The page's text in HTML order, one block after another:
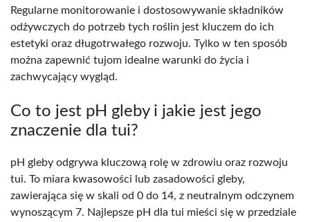
Regularne monitorowanie i dostosowywanie składników
odżywczych do potrzeb tych roślin jest kluczem do ich
estetyki oraz długotrwałego rozwoju. Tylko w ten sposób
można zapewnić tujom idealne warunki do życia i
zachwycający wygląd.
Co to jest pH gleby i jakie jest jego
znaczenie dla tui?
pH gleby odgrywa kluczową rolę w zdrowiu oraz rozwoju
tui. To miara kwasowości lub zasadowości gleby,
zawierająca się w skali od 0 do 14, z neutralnym odczynem
wynoszącym 7. Najlepsze pH dla tui mieści się w przedziale